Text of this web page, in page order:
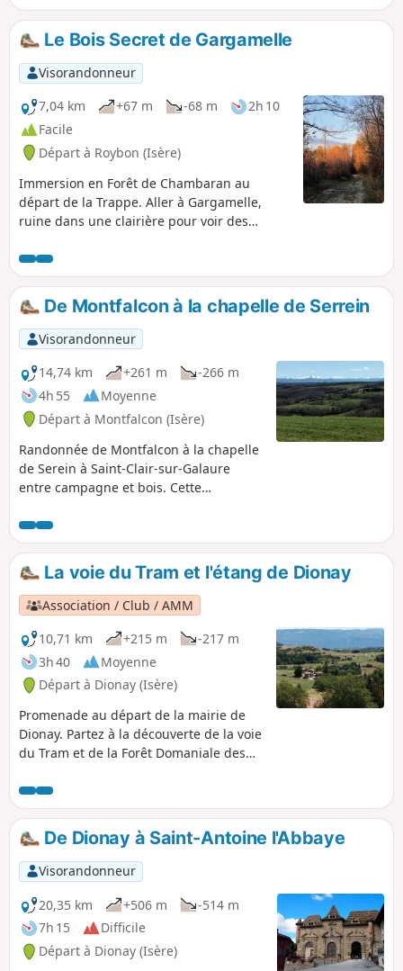
Le Bois Secret de Gargamelle
Visorandonneur
7,04 km
+67 m -68 m
2h 10
Facile
Départ à Roybon (Isère)
Immersion en Forêt de Chambaran au
départ de la Trappe. Aller à Gargamelle,
ruine dans une clairière pour voir des
chevreuils. Faire un tronçon du Chemin de
Compostelle en Chambaran. Attention, trace
GPS manuelle et ancienne, voir les avis
De Montfalcon à la chapelle de Serrein
Visorandonneur
14,74 km
+261 m
-266 m
4h 55
Moyenne
Départ à Montfalcon (Isère)
Randonnée de Montfalcon à la chapelle
de Serein à Saint-Clair-sur-Galaure
entre campagne et bois. Cette
de la randonnée : De la Chapelle du
Serrein au Château de Montfalcon avec
des passages différents.
La voie du Tram et l'étang de Dionay
Association / Club / AMM
10,71 km
+215 m
-217 m
3h 40
Moyenne
Départ à Dionay (Isère)
Promenade au départ de la mairie de
Dionay. Partez à la découverte de la voie
du Tram et de la Forêt Domaniale des
offrira une vue dégagée sur le Vercors
et la Chartreuse.
De Dionay à Saint-Antoine l'Abbaye
Visorandonneur
20,35 km
+506 m
-514 m
7h 15
Difficile
Départ à Dionay (Isère)